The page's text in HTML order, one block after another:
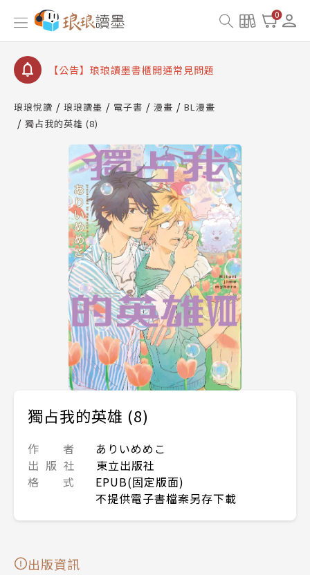
0
【公告】因 Readmoo 讀墨系統維護中，本站同步暫
停部分閱讀服務
【公告】琅琅讀墨數位閱讀資產合併與書櫃開通申請
【公告】琅琅讀墨書櫃開通常見問題
請圖文教學
【公告】琅琅書店服務升級重要說明及資產合併結果
查詢
【公告】因 Readmoo 讀墨系統維護中，本站同步暫
停部分閱讀服務
琅琅悅讀 琅琅讀墨 電子書 漫畫
BL漫畫
獨占我的英雄 (8)
獨占我的英雄 (8)
作 者
ありいめめこ
出 版 社
東立出版社
格 式
EPUB(固定版面)
不提供電子書檔案另存下載
出版資訊